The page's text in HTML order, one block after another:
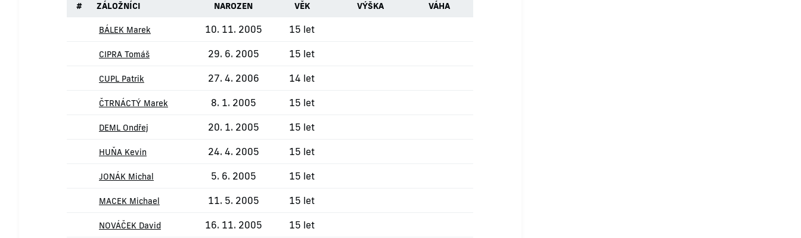
# ZÁLOŽNÍCI NAROZEN VĚK VÝŠKA VÁHA
BÁLEK Marek 10. 11. 2005 15 let
CIPRA Tomáš 29. 6. 2005 15 let
CUPL Patrik 27. 4. 2006 14 let
ČTRNÁCTÝ Marek 8. 1. 2005 15 let
DEML Ondřej 20. 1. 2005 15 let
HUŇA Kevin 24. 4. 2005 15 let
JONÁK Michal 5. 6. 2005 15 let
MACEK Michael 11. 5. 2005 15 let
NOVÁČEK David 16. 11. 2005 15 let